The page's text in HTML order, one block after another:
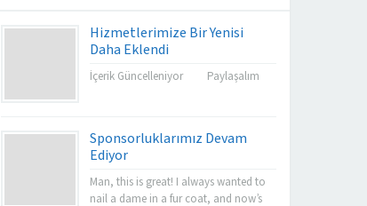
Hizmetlerimize Bir Yenisi
Daha Eklendi
İçerik Güncelleniyor Paylaşalım
Sponsorluklarımız Devam
Ediyor
Man, this is great! I always wanted to
nail a dame in a fur coat, and now’s